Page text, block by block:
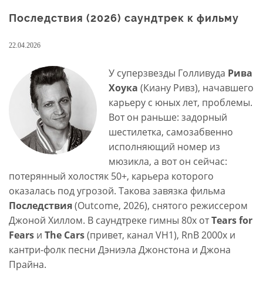
Последствия (2026) саундтрек к фильму
22.04.2026
У суперзвезды Голливуда Рива
Хоука (Киану Ривз), начавшего
карьеру с юных лет, проблемы.
Вот он раньше: задорный
шестилетка, самозабвенно
исполняющий номер из
мюзикла, а вот он сейчас:
потерянный холостяк 50+, карьера которого
оказалась под угрозой. Такова завязка фильма
Последствия(Outcome, 2026), снятого режиссером
Джоной Хиллом. В саундтреке гимны 80х отTears for
Fears и The Cars(привет, канал VH1), RnB 2000х и
кантри-фолк песни Дэниэла Джонстона и Джона
Прайна.